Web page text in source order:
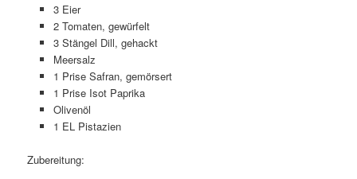
3 Eier
2 Tomaten, gewürfelt
3 Stängel Dill, gehackt
Meersalz
1 Prise Safran, gemörsert
1 Prise Isot Paprika
Olivenöl
1 EL Pistazien
Zubereitung: